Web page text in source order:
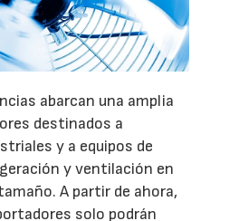
abarcan una amplia
destinados a
y a equipos de
y ventilación en
A partir de ahora,
solo podrán